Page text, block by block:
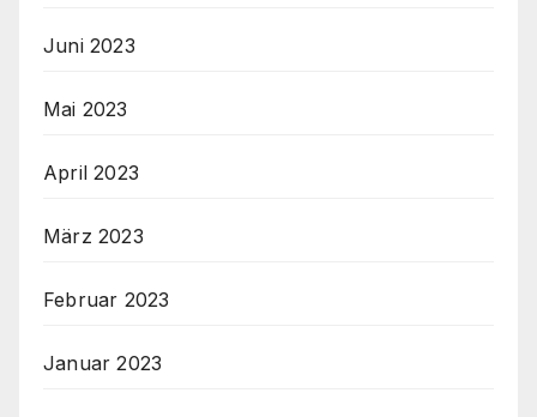
Juni 2023
Mai 2023
April 2023
März 2023
Februar 2023
Januar 2023